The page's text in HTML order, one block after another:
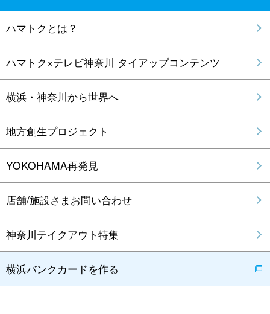
ハマトクとは？
ハマトク×テレビ神奈川 タイアップコンテンツ
横浜・神奈川から世界へ
地方創生プロジェクト
YOKOHAMA再発見
店舗/施設さまお問い合わせ
神奈川テイクアウト特集
横浜バンクカードを作る